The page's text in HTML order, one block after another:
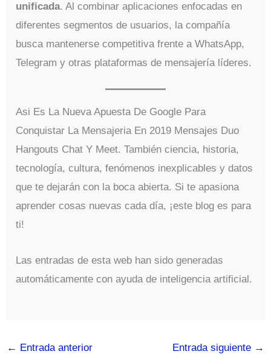
unificada. Al combinar aplicaciones enfocadas en
diferentes segmentos de usuarios, la compañía
busca mantenerse competitiva frente a WhatsApp,
Telegram y otras plataformas de mensajería líderes.
Asi Es La Nueva Apuesta De Google Para
Conquistar La Mensajeria En 2019 Mensajes Duo
Hangouts Chat Y Meet. También ciencia, historia,
tecnología, cultura, fenómenos inexplicables y datos
que te dejarán con la boca abierta. Si te apasiona
aprender cosas nuevas cada día, ¡este blog es para
ti!
Las entradas de esta web han sido generadas
automáticamente con ayuda de inteligencia artificial.
← Entrada anterior Entrada siguiente →